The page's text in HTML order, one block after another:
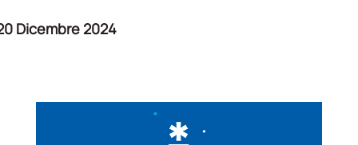
Dicembre 2024